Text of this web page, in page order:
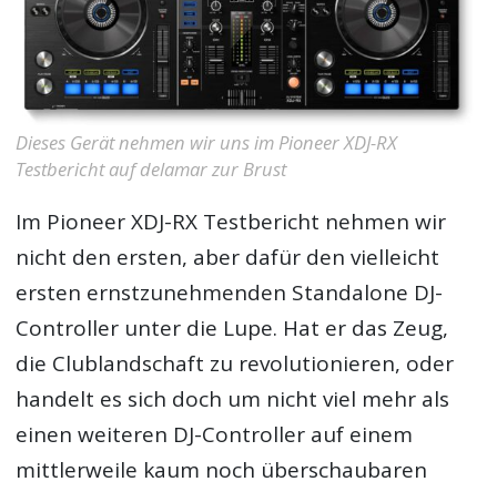
Dieses Gerät nehmen wir uns im Pioneer XDJ-RX
Testbericht auf delamar zur Brust
Im Pioneer XDJ-RX Testbericht nehmen wir
nicht den ersten, aber dafür den vielleicht
ersten ernstzunehmenden Standalone DJ-
Controller unter die Lupe. Hat er das Zeug,
die Clublandschaft zu revolutionieren, oder
handelt es sich doch um nicht viel mehr als
einen weiteren DJ-Controller auf einem
mittlerweile kaum noch überschaubaren